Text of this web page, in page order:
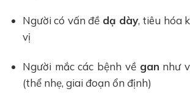
Người có vấn đề dạ dày, tiêu hóa
vị
Người mắc các bệnh về gan như
(thể nhẹ, giai đoạn ổn định)